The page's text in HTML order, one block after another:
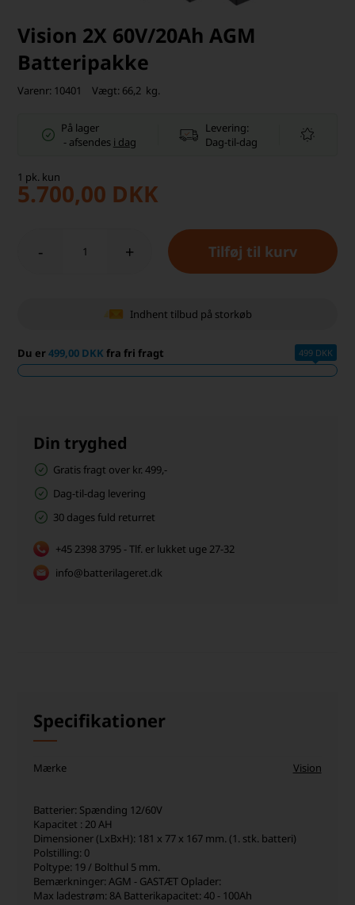
Vision 2X 60V/20Ah AGM
Batteripakke
Varenr: 10401 Vægt: 66,2 kg.
På lager
- afsendes i dag
Levering:
Dag-til-dag
1 pk. kun
5.700,00 DKK
- +
Indhent tilbud på storkøb
Du er499,00 DKK fra fri fragt 499 DKK
Din tryghed
Gratis fragt over kr. 499,-
Dag-til-dag levering
30 dages fuld returret
+45 2398 3795 - Tlf. er lukket uge 27-32
info@batterilageret.dk
Specifikationer
Mærke Vision
Batterier: Spænding 12/60V
Kapacitet : 20 AH
Dimensioner (LxBxH): 181 x 77 x 167 mm. (1. stk. batteri)
Polstilling: 0
Poltype: 19 / Bolthul 5 mm.
Bemærkninger: AGM - GASTÆT Oplader:
Max ladestrøm: 8A Batterikapacitet: 40 - 100Ah